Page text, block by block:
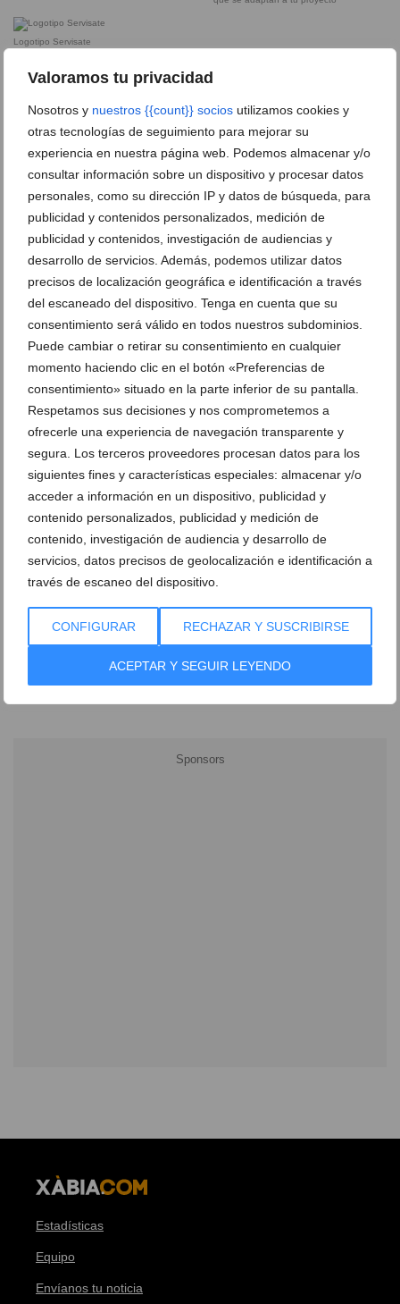
Valoramos tu privacidad
Nosotros y nuestros {{count}} socios utilizamos cookies y
otras tecnologías de seguimiento para mejorar su
experiencia en nuestra página web. Podemos almacenar y/o
consultar información sobre un dispositivo y procesar datos
personales, como su dirección IP y datos de búsqueda, para
publicidad y contenidos personalizados, medición de
publicidad y contenidos, investigación de audiencias y
desarrollo de servicios. Además, podemos utilizar datos
precisos de localización geográfica e identificación a través
del escaneado del dispositivo. Tenga en cuenta que su
consentimiento será válido en todos nuestros subdominios.
Puede cambiar o retirar su consentimiento en cualquier
momento haciendo clic en el botón «Preferencias de
consentimiento» situado en la parte inferior de su pantalla.
Respetamos sus decisiones y nos comprometemos a
ofrecerle una experiencia de navegación transparente y
segura. Los terceros proveedores procesan datos para los
siguientes fines y características especiales: almacenar y/o
acceder a información en un dispositivo, publicidad y
contenido personalizados, publicidad y medición de
contenido, investigación de audiencia y desarrollo de
servicios, datos precisos de geolocalización e identificación a
través de escaneo del dispositivo.
CONFIGURAR RECHAZAR Y SUSCRIBIRSE
ACEPTAR Y SEGUIR LEYENDO
Logotipo Servisate
DEJA UN COMENTARIO
Estadísticas
Equipo
Envíanos tu noticia